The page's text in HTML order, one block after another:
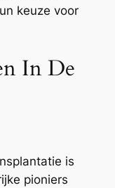
keuze voor
In De
is
pioniers